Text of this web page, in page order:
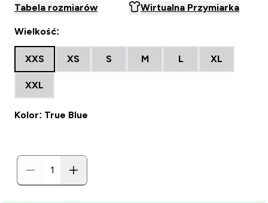
Tabela rozmiarów Wirtualna Przymiarka
Wielkość:
XXS XS S M L XL
XXL
Kolor: True Blue